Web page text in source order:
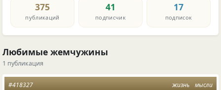
375
публикаций
41
подписчик
17
подписок
Любимые жемчужины
1 публикация
жизнь мысли
#418327